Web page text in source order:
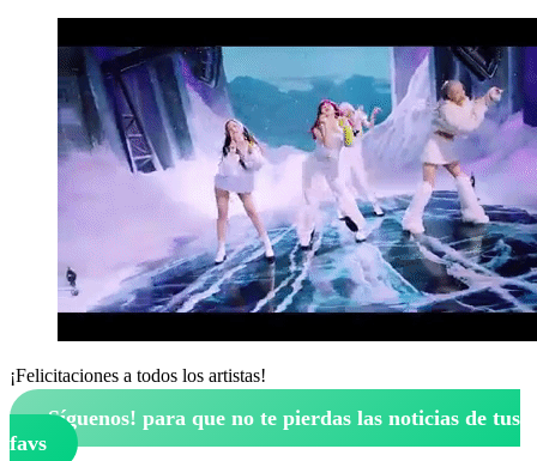
¡Felicitaciones a todos los artistas!
¡Síguenos! para que no te pierdas las noticias de tus
favs